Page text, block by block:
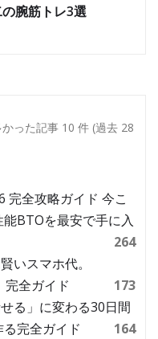
腕筋トレ3選
かった記事 10 件 (過去 28
完全攻略ガイド 今こ
BTOを最安で手に入
264
いスマホ代。
完全ガイド
173
る」に変わる30日間
完全ガイド
164